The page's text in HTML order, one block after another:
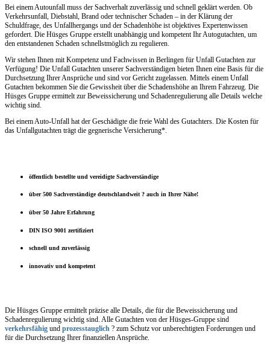
Bei einem Autounfall muss der Sachverhalt zuverlässig und schnell geklärt werden. Ob
Verkehrsunfall, Diebstahl, Brand oder technischer Schaden – in der Klärung der
Schuldfrage, des Unfallhergangs und der Schadenhöhe ist objektives Expertenwissen
gefordert. Die Hüsges Gruppe erstellt unabhängig und kompetent Ihr Autogutachten, um
den entstandenen Schaden schnellstmöglich zu regulieren.
Wir stehen Ihnen mit Kompetenz und Fachwissen in Berlingen für Unfall Gutachten zur
Verfügung! Die Unfall Gutachten unserer Sachverständigen bieten Ihnen eine Basis für die
Durchsetzung Ihrer Ansprüche und sind vor Gericht zugelassen. Mittels einem Unfall
Gutachten bekommen Sie die Gewissheit über die Schadenshöhe an Ihrem Fahrzeug. Die
Hüsges Gruppe ermittelt zur Beweissicherung und Schadenregulierung alle Details welche
wichtig sind.
Bei einem Auto-Unfall hat der Geschädigte die freie Wahl des Gutachters. Die Kosten für
das Unfallgutachten trägt die gegnerische Versicherung*.
öffentlich bestellte und vereidigte Sachverständige
über 500 Sachverständige deutschlandweit ? auch in Ihrer Nähe!
über 50 Jahre Erfahrung
DIN ISO 9001 zertifiziert
schnell und zuverlässig
innovativ und kompetent
Die Hüsges Gruppe ermittelt präzise alle Details, die für die Beweissicherung und
Schadenregulierung wichtig sind. Alle Gutachten von der Hüsges-Gruppe sind
verkehrsfähig und prozesstauglich ? zum Schutz vor unberechtigten Forderungen und
für die Durchsetzung Ihrer finanziellen Ansprüche.